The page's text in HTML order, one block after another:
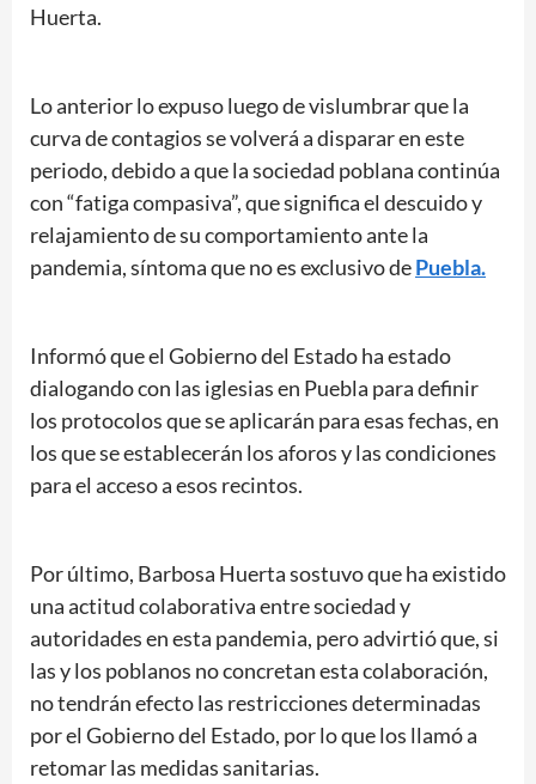
Huerta.
Lo anterior lo expuso luego de vislumbrar que la
curva de contagios se volverá a disparar en este
periodo, debido a que la sociedad poblana continúa
con “fatiga compasiva”, que significa el descuido y
relajamiento de su comportamiento ante la
pandemia, síntoma que no es exclusivo dePuebla.
Informó que el Gobierno del Estado ha estado
dialogando con las iglesias en Puebla para definir
los protocolos que se aplicarán para esas fechas, en
los que se establecerán los aforos y las condiciones
para el acceso a esos recintos.
Por último, Barbosa Huerta sostuvo que ha existido
una actitud colaborativa entre sociedad y
autoridades en esta pandemia, pero advirtió que, si
las y los poblanos no concretan esta colaboración,
no tendrán efecto las restricciones determinadas
por el Gobierno del Estado, por lo que los llamó a
retomar las medidas sanitarias.